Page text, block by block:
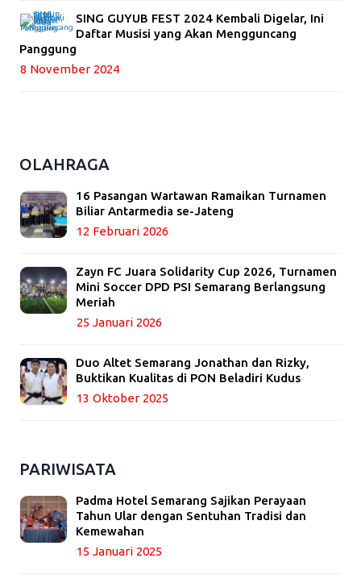
SING GUYUB FEST 2024 Kembali Digelar, Ini
Daftar Musisi yang Akan Mengguncang
Panggung
8 November 2024
OLAHRAGA
16 Pasangan Wartawan Ramaikan Turnamen
Biliar Antarmedia se-Jateng
12 Februari 2026
Zayn FC Juara Solidarity Cup 2026, Turnamen
Mini Soccer DPD PSI Semarang Berlangsung
Meriah
25 Januari 2026
Duo Altet Semarang Jonathan dan Rizky,
Buktikan Kualitas di PON Beladiri Kudus
13 Oktober 2025
PARIWISATA
Padma Hotel Semarang Sajikan Perayaan
Tahun Ular dengan Sentuhan Tradisi dan
Kemewahan
15 Januari 2025